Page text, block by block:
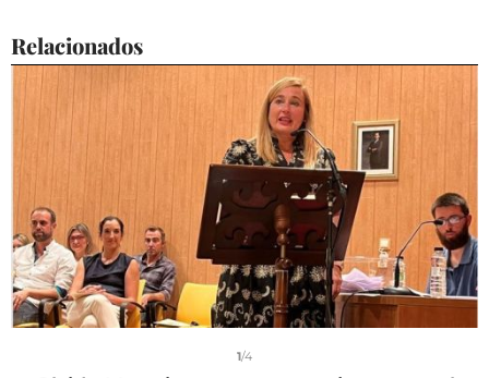
Relacionados
1/4